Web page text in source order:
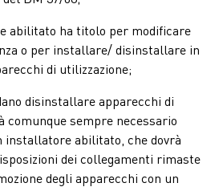
abilitato ha titolo per modificare
o per installare/ disinstallare in
di utilizzazione;
disinstallare apparecchi di
comunque sempre necessario
installatore abilitato, che dovrà
dei collegamenti rimaste
degli apparecchi con un